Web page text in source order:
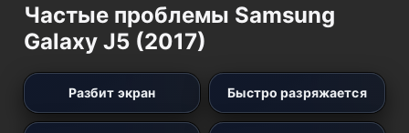
Частые проблемы Samsung
Galaxy J5 (2017)
Разбит экран Быстро разряжается